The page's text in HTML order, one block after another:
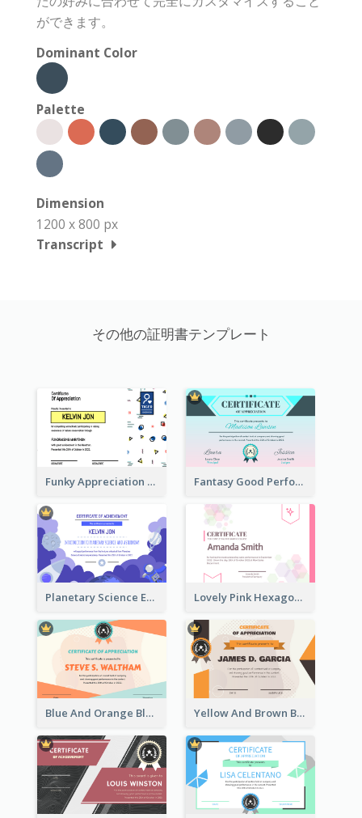
ができます。
Dominant Color
Palette
Dimension
1200 x 800 px
Transcript
その他の証明書テンプレート
Funky Appreciation Letter For Fundraising Fantasy Good Performance Award Certificate
Planetary Science Education Certificate Lovely Pink Hexagonal Shapes Certification Design
Blue And Orange Blobs Shapes Certificate Yellow And Brown Blobs Background Certificate